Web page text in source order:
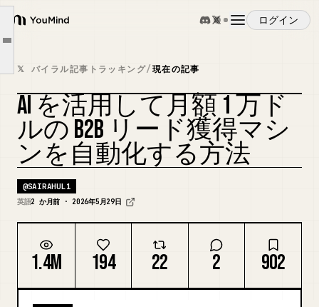
YouMind
ログイン
概要
ユースケース
スキル
プロンプト
ダウンロード
Article outline
完全なシステムの全体像
実際に誰のためのものか
正直なところ
𝕏 バイラル記事トラッキング/現在の記事
カバーをリミックス
AI を活用して月額 1 万ド
ルの B2B リード獲得マシ
ンを自動化する方法
@SAIRAHUL1
英語2 か月前 · 2026年5月29日
1.4M 194 22 2 902